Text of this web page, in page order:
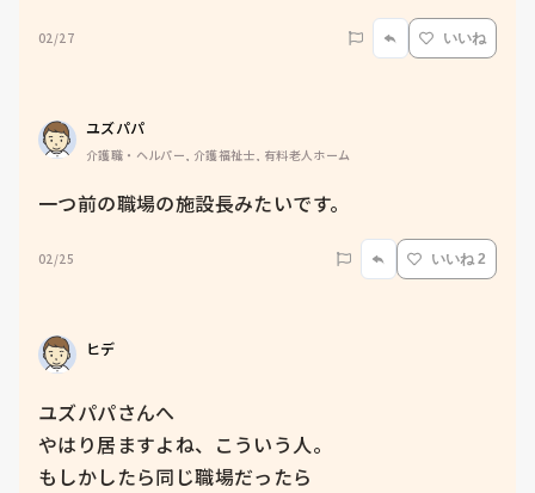
02/27 いいね
ユズパパ
介護職・ヘルパー, 介護福祉士, 有料老人ホーム
一つ前の職場の施設長みたいです。
02/25 いいね 2
ヒデ
ユズパパさんへ
やはり居ますよね、こういう人。
もしかしたら同じ職場だったら